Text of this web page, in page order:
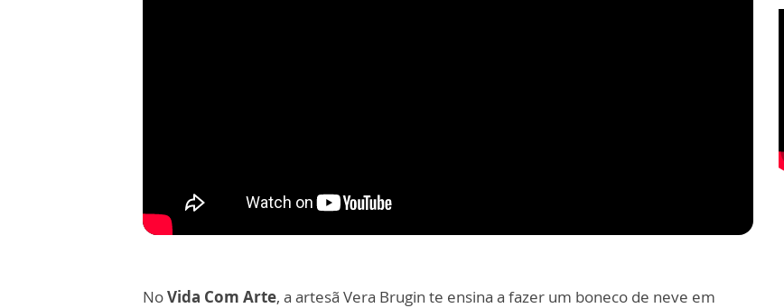
NoVida Com Arte, a artesã Vera Brugin te ensina a fazer um boneco de neve em